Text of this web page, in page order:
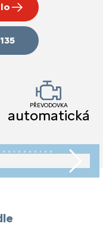
PŘEVODOVKA
automatická